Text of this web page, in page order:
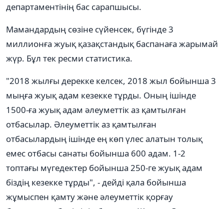
департаментінің бас сарапшысы.
Мамандардың сөзіне сүйенсек, бүгінде 3
миллионға жуық қазақстандық баспанаға жарымай
жүр. Бұл тек ресми статистика.
"2018 жылғы дерекке келсек, 2018 жыл бойынша 3
мыңға жуық адам кезекке тұрды. Оның ішінде
1500-ға жуық адам әлеуметтік аз қамтылған
отбасылар. Әлеуметтік аз қамтылған
отбасылардың ішінде ең көп үлес алатын толық
емес отбасы санаты бойынша 600 адам. 1-2
топтағы мүгедектер бойынша 250-ге жуық адам
біздің кезекке тұрды", - дейді қала бойынша
жұмыспен қамту және әлеуметтік қорғау